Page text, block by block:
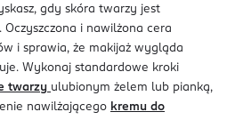
gdy skóra twarzy jest
i nawilżona cera
i sprawia, że makijaż wygląda
Wykonaj standardowe kroki
twarzy ulubionym żelem lub pianką,
nawilżającego kremu do